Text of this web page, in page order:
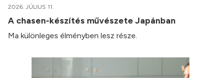
2026. JÚLIUS 11.
A chasen-készítés művészete Japánban
Ma különleges élményben lesz része.